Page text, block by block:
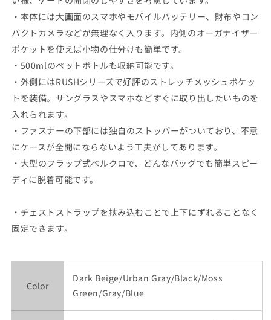
・本体には大画面のスマホやモバイルバッテリー、財布やコン
パクトカメラなどが無理なく入ります。内側のオーガナイザー
ポケットを使えば小物の仕分けも簡単です。
・500mlのペットボトルも収納可能です。
・外側にはRUSHシリーズで好評のストレッチメッシュポケッ
トを装備。サングラスやスマホなどすぐに取り出したいものを
入れられます。
・ファスナーの下部には独自のストッパーがついており、不意
にケースが全開にならないよう工夫がしてあります。
・大型のフラップ式ベルクロで、どんなバッグでも簡単スピー
ディに脱着可能です。
・チェストストラップを挟み込むことで上下にずれることなく
固定できます。
Color
Dark Beige/Urban Gray/Black/Moss
Green/Gray/Blue